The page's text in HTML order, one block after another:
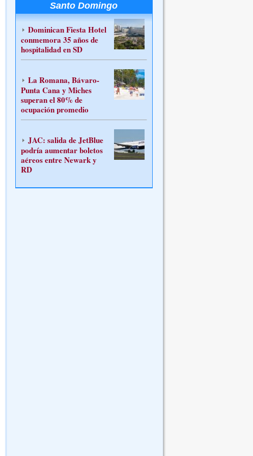
Santo Domingo
Dominican Fiesta Hotel
conmemora 35 años de
hospitalidad en SD
La Romana, Bávaro-
Punta Cana y Miches
superan el 80% de
ocupación promedio
JAC: salida de JetBlue
podría aumentar boletos
aéreos entre Newark y
RD